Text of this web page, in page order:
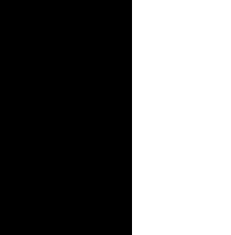
望，使觀眾更貼近她